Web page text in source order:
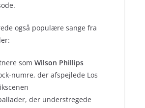
også populære sange fra
som Wilson Phillips
numre, der afspejlede Los
der understregede